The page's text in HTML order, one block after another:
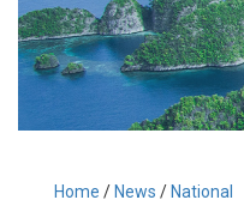
Home / News / National